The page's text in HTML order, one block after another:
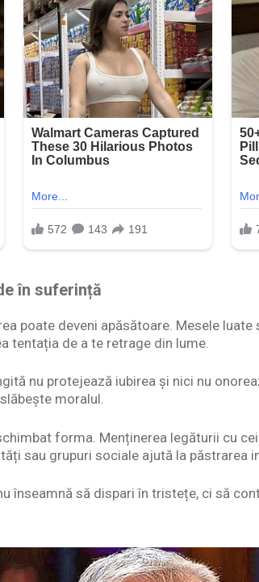
în suferință
poate deveni apăsătoare. Mesele luate
tentația de a te retrage din lume.
nu protejează iubirea și nici nu
moralul.
forma. Menținerea legăturii cu
sau grupuri sociale ajută la păstrarea
înseamnă să dispari în tristețe, ci să